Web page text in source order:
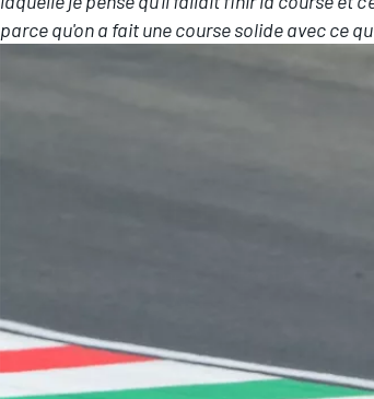
parce qu'on a fait une course solide avec ce